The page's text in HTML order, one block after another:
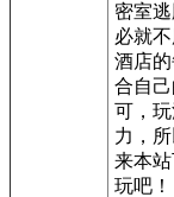
密室
必就
酒店
合自
可，
力，
来本
玩吧！